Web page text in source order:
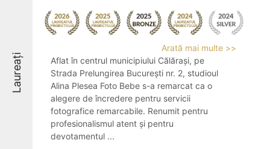
Laureați
Arată mai multe >>
Aflat în centrul municipiului Călărași, pe
Strada Prelungirea București nr. 2, studioul
Alina Plesea Foto Bebe s-a remarcat ca o
alegere de încredere pentru servicii
fotografice remarcabile. Renumit pentru
profesionalismul atent și pentru
devotamentul ...